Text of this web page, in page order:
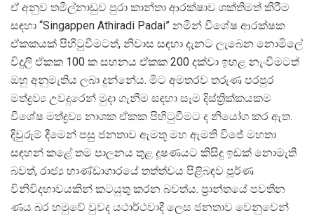
ඒ අනුව තමිල්නාඩුව පුරා කාන්තා ආරක්ෂාව ශක්තිමත් කිරීම
සඳහා “Singappen Athiradi Padai” නමින් විශේෂ ආරක්ෂක
ඒකකයක් පිහිටුවීමටත්, නිවාස සඳහා දැනට ලැබෙන නොමිලේ
විදුලි ඒකක 100 ක සහනය ඒකක 200 දක්වා ඉහළ නැංවීමටත්
ඔහු අනුමැතිය ලබා දුන්නේය. මීට අමතරව තරුණ පරපුර
මත්ද්රව් ය උවදුරෙන් මුදා ගැනීම සඳහා සෑම දිස්ත්රික්කයකම
විශේෂ මත්ද්රව් ය නාශක ඒකක පිහිටුවීමට ද නියෝග කර ඇත.
දිවුරුම් දීමෙන් පසු ජනතාව ඇමතූ මහ ඇමති විජේ මහතා
සඳහන් කළේ තම පාලනය තුළ දූෂණයට කිසිදු ඉඩක් නොමැති
බවත්, රාජ් ය භාණ්ඩාගාරයේ තත්ත්වය පිළිබඳව පූර්ණ
විනිවිදභාවයකින් කටයුතු කරන බවත්ය. ප්රාන්තයේ පවතින
ණය බර හමුවේ වුවද යථාර්ථවාදී ලෙස ජනතාව වෙනුවෙන්